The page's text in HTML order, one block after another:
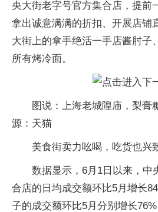
央大街老字号官方集合店，提前
拿出诚意满满的折扣、开展店铺
大街上的拿手绝活一手店酱肘子
所有烤冷面。
图说：上海老城隍庙，梨膏
源：天猫
美食街卖力吆喝，吃货也兴
数据显示，6月1日以来，中
合店的日均成交额环比5月增长
子的成交额环比5月分别增长